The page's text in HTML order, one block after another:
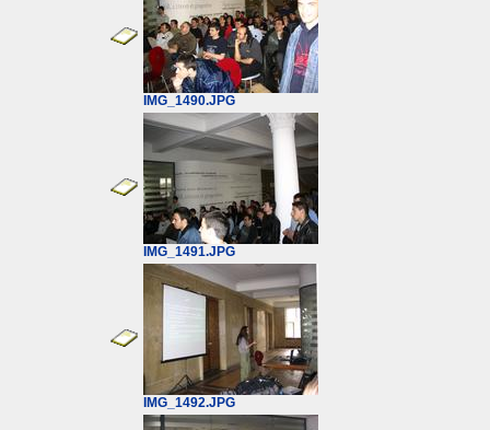
IMG_1490.JPG
IMG_1491.JPG
IMG_1492.JPG